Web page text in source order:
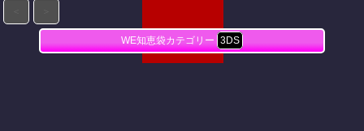
WE知恵袋カテゴリー 3DS